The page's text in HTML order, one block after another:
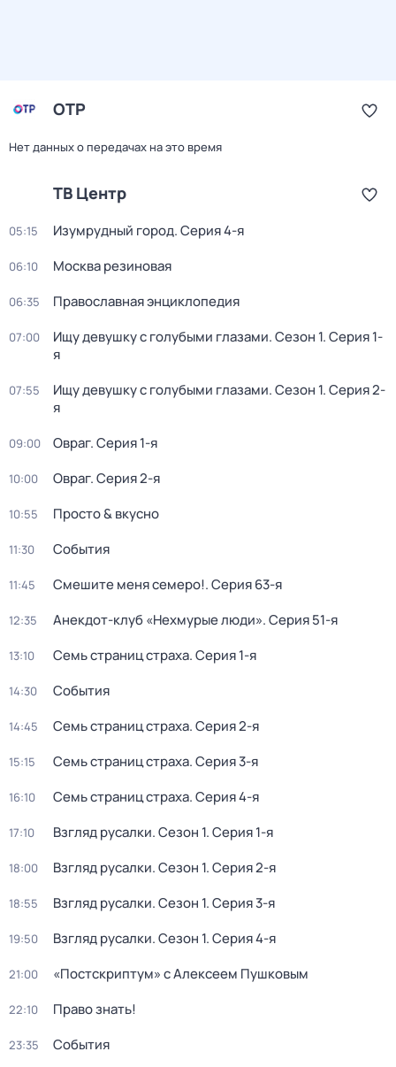
ОТР
Нет данных о передачах на это время
ТВ Центр
05:15 Изумрудный город. Серия 4-я
06:10 Москва резиновая
06:35 Православная энциклопедия
07:00 Ищу девушку с голубыми глазами. Сезон 1. Серия 1-
я
07:55 Ищу девушку с голубыми глазами. Сезон 1. Серия 2-
я
09:00 Овраг. Серия 1-я
10:00 Овраг. Серия 2-я
10:55 Просто & вкусно
11:30 События
11:45 Смешите меня семеро!. Серия 63-я
12:35 Анекдот-клуб «Нехмурые люди». Серия 51-я
13:10 Семь страниц страха. Серия 1-я
14:30 События
14:45 Семь страниц страха. Серия 2-я
15:15 Семь страниц страха. Серия 3-я
16:10 Семь страниц страха. Серия 4-я
17:10 Взгляд русалки. Сезон 1. Серия 1-я
18:00 Взгляд русалки. Сезон 1. Серия 2-я
18:55 Взгляд русалки. Сезон 1. Серия 3-я
19:50 Взгляд русалки. Сезон 1. Серия 4-я
21:00 «Постскриптум» с Алексеем Пушковым
22:10 Право знать!
23:35 События